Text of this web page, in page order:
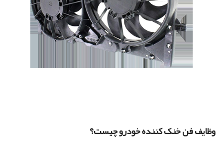
وظایف فن خنک کننده خودرو چیست؟